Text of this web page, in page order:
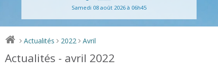
Samedi 08 août 2026 à 06h45
> Actualités > 2022 > Avril
Actualités - avril 2022